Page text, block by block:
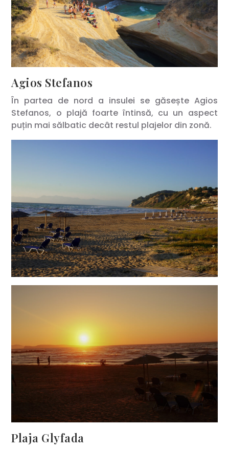
Agios Stefanos
În partea de nord a insulei se găsește Agios
Stefanos, o plajă foarte întinsă, cu un aspect
puțin mai sălbatic decât restul plajelor din zonă.
Plaja Glyfada